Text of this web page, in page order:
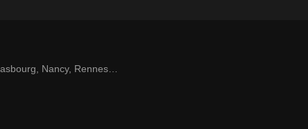
Nancy, Rennes…